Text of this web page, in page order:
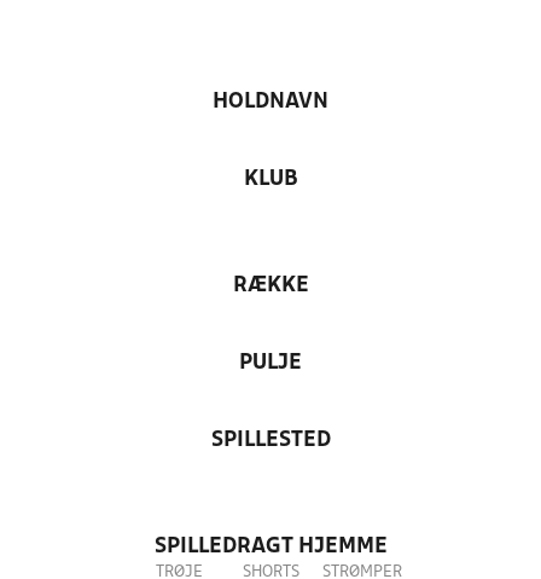
HOLDNAVN
KLUB
RÆKKE
PULJE
SPILLESTED
SPILLEDRAGT HJEMME
TRØJE SHORTS STRØMPER